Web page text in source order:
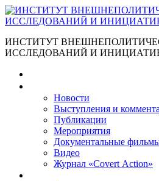
ИНСТИТУТ
ИССЛЕДОВАНИЙ И
Новости
Выступления и
Публикации
Мероприятия
Документальные
Видео
Журнал «Covert Action»